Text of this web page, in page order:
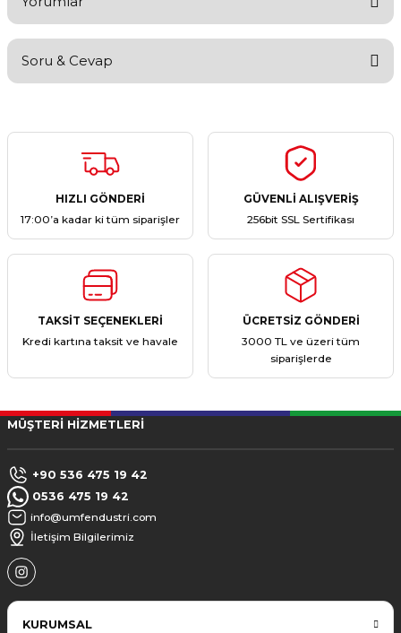
Yorum Yaz
Soru & Cevap
Ürün hakkında henüz soru sorulmamış.
HIZLI GÖNDERİ
17:00’a kadar ki tüm siparişler
GÜVENLİ ALIŞVERİŞ
256bit SSL Sertifikası
TAKSİT SEÇENEKLERİ
Kredi kartına taksit ve havale
ÜCRETSİZ GÖNDERİ
3000 TL ve üzeri tüm
siparişlerde
MÜŞTERİ HİZMETLERİ
+90 536 475 19 42
0536 475 19 42
info@umfendustri.com
İletişim Bilgilerimiz
KURUMSAL